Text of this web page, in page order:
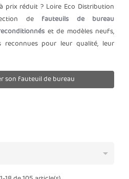
prix réduit ? Loire Eco Distribution
de fauteuils de bureau
et de modèles neufs,
reconnues pour leur qualité, leur
son fauteuil de bureau
